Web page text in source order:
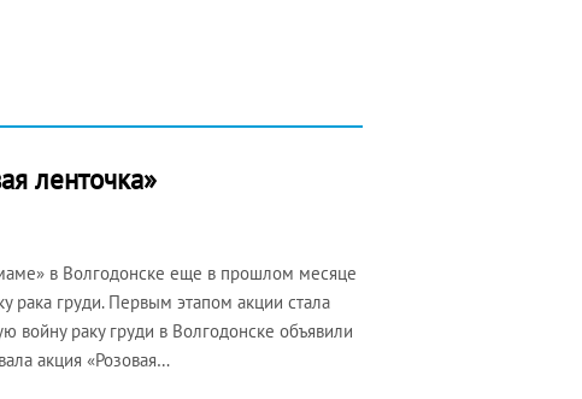
ленточка»
в Волгодонске еще в прошлом месяце
рака груди. Первым этапом акции стала
раку груди в Волгодонске объявили
акция «Розовая…